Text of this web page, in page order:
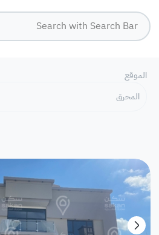
الموقع
المحرق